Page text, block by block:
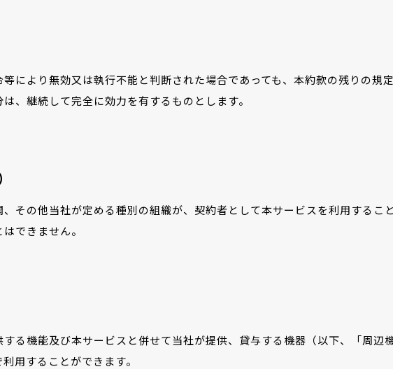
により無効又は執行不能と判断された場合であっても、本約款の残りの規
、継続して完全に効力を有するものとします。
その他当社が定める種別の組織が、契約者として本サービスを利用すること
できません。
る機能及び本サービスと併せて当社が提供、貸与する機器（以下、「周辺
用することができます。